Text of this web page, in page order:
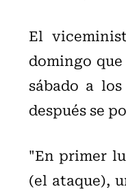
El
domingo
sábado a
después se
"En primer
(el ataque),